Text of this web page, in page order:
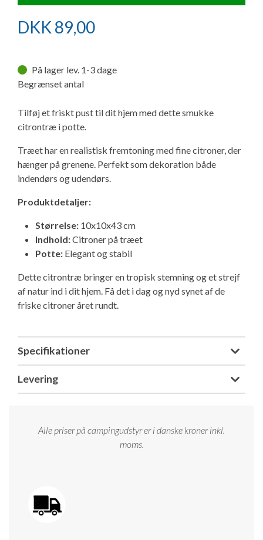
Adria Astella
Next
Hobby Prestige
Ny campingvogn - godt at vide
Finansiering af campingvogn
Forsikring af campingvogn
Brugte telte og udstyr
Isabella fortelte
Isabella Lufttelte
Isabella weekend- og vinterfortelte
Isabella fortelte til specialvogne
Isabella Opstillingsvejledninger
Adria Coral
Internet i campingvognen
Gas-komfort i din campingvogn
E-trailer kontrol- og sikkerhedsapp
3 spændende ideer til campingvognen
GPS tracker til autocamper og campingvogn
GRØN Virksomhed
Sikker handel
Klagemuligheder
Konkurrenceregler
Cookie & Privatlivspolitik
Persondata
GPDR - Optagelse af foto og video
DKK 89,00
På lager lev. 1-3 dage
Begrænset antal
Tilføj et friskt pust til dit hjem med dette smukke
citrontræ i potte.
Træet har en realistisk fremtoning med fine citroner, der
hænger på grenene. Perfekt som dekoration både
indendørs og udendørs.
Produktdetaljer:
Størrelse: 10x10x43 cm
Indhold:Citroner på træet
Potte: Elegant og stabil
Dette citrontræ bringer en tropisk stemning og et strejf
af natur ind i dit hjem. Få det i dag og nyd synet af de
friske citroner året rundt.
Specifikationer
Levering
Alle priser på campingudstyr er i danske kroner inkl.
moms.